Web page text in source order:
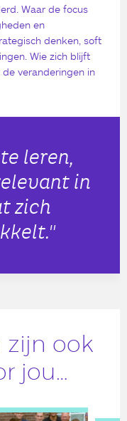
Waar de focus
en
denken, soft
Wie zich blijft
veranderingen in
leren,
in
zich
zijn ook
jou…